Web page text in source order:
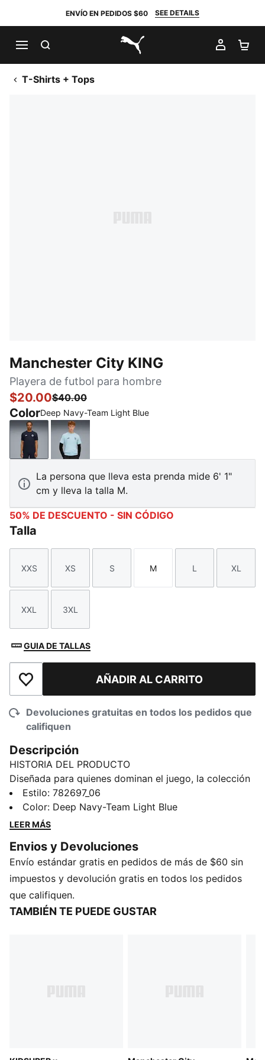
ENVÍO EN PEDIDOS $60 SEE DETAILS
PUMA.com
MI
T-Shirts + Tops
Manchester City KING
Playera de futbol para hombre
$20.00$40.00
ColorDeep Navy-Team Light Blue
Deep Navy-Team Light Blue
Silver Sky-Deep Navy
La persona que lleva esta prenda mide 6' 1"
cm y lleva la talla M.
50% DE DESCUENTO - SIN CÓDIGO
Talla
Talla
XXS
Talla
XS
Talla
S
Talla
M
Talla
L
Talla
XL
Talla
XXL
Talla
3XL
GUIA DE TALLAS
Añadir a la lista de deseosAÑADIR AL CARRITO
Devoluciones gratuitas en todos los pedidos que
califiquen
Descripción
HISTORIA DEL PRODUCTO
Diseñada para quienes dominan el juego, la colección
KING combina un diseño inspirado en la tradición con
la innovación moderna. Con materiales prémium y
materiales de alta calidad, ofrece un toque, control y
de futbol, esta colección encarna el legado de KING,
donde la tradición se combina con el rendimiento.
CARACTERÍSTICAS Y BENEFICIOS
Producto fabricado con al menos un 20 % de
materiales reciclados
Estilo: 782697_06
Color: Deep Navy-Team Light Blue
LEER MÁS
Envios y Devoluciones
Envío estándar gratis en pedidos de más de $60 sin
impuestos y devolución gratis en todos los pedidos
que califiquen.
TAMBIÉN TE PUEDE GUSTAR